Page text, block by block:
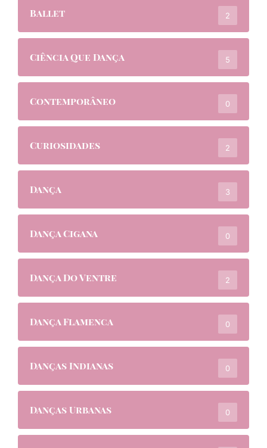
Ballet 2
Ciência Que Dança 5
Contemporâneo 0
Curiosidades 2
Dança 3
Dança Cigana 0
Dança Do Ventre 2
Dança Flamenca 0
Danças Indianas 0
Danças Urbanas 0